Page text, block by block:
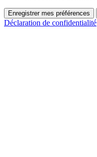
Enregistrer mes préférences
Déclaration de confidentialité